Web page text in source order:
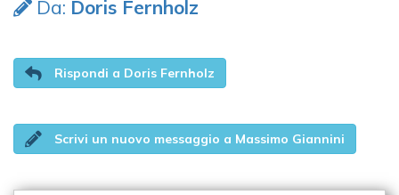
Da: Doris Fernholz
Rispondi a Doris Fernholz
Scrivi un nuovo messaggio a Massimo Giannini